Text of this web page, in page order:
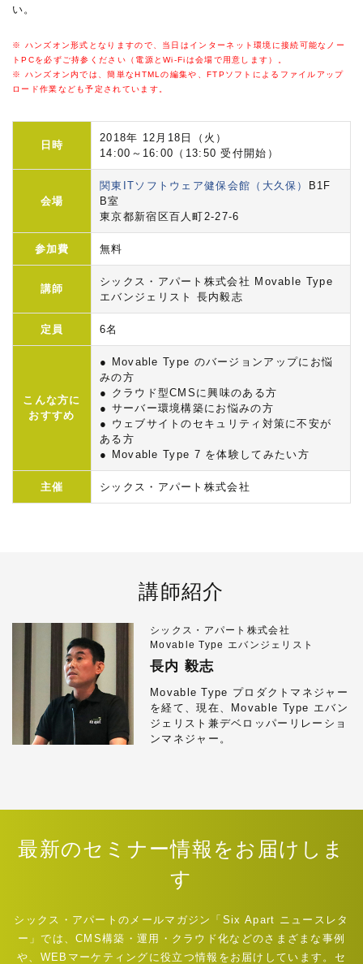
い。
※ ハンズオン形式となりますので、当日はインターネット環境に接続可能なノー
トPCを必ずご持参ください（電源とWi-Fiは会場で用意します）。
※ ハンズオン内では、簡単なHTMLの編集や、FTPソフトによるファイルアップ
ロード作業なども予定されています。
日時
2018年 12月18日（火）
14:00～16:00（13:50 受付開始）
会場
関東ITソフトウェア健保会館（大久保）
B1F
B室
東京都新宿区百人町2-27-6
参加費 無料
講師
シックス・アパート株式会社 Movable Type
エバンジェリスト 長内毅志
定員 6名
こんな方に
おすすめ
● Movable Type のバージョンアップにお悩
みの方
● クラウド型CMSに興味のある方
● サーバー環境構築にお悩みの方
● ウェブサイトのセキュリティ対策に不安が
ある方
● Movable Type 7 を体験してみたい方
主催 シックス・アパート株式会社
講師紹介
シックス・アパート株式会社
Movable Type エバンジェリスト
長内 毅志
Movable Type プロダクトマネジャー
を経て、現在、Movable Type エバン
ジェリスト兼デベロッパーリレーショ
ンマネジャー。
最新のセミナー情報をお届けしま
す
シックス・アパートのメールマガジン「Six Apart ニュースレタ
ー」では、CMS構築・運用・クラウド化などのさまざまな事例
や、WEBマーケティングに役立つ情報をお届けしています。セ